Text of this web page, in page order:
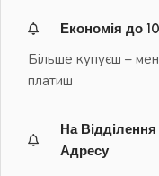
Економія до
Більше купуєш –
платиш
На
Адресу